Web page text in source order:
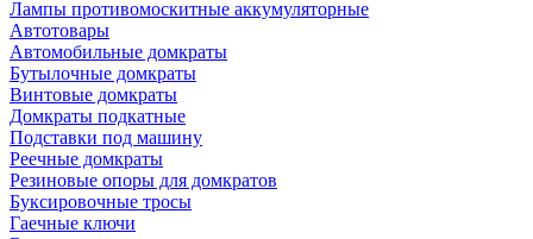
Лампы противомоскитные аккумуляторные
Автотовары
Автомобильные домкраты
Бутылочные домкраты
Винтовые домкраты
Домкраты подкатные
Подставки под машину
Реечные домкраты
Резиновые опоры для домкратов
Буксировочные тросы
Гаечные ключи